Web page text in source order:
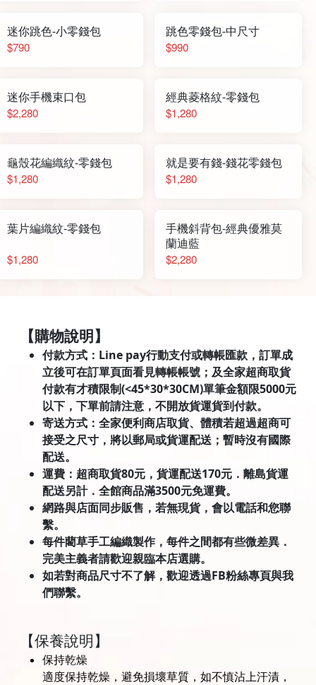
迷你跳色-小零錢包
$790
跳色零錢包-中尺寸
$990
迷你手機束口包
$2,280
經典菱格紋-零錢包
$1,280
龜殼花編織紋-零錢包
$1,280
就是要有錢-錢花零錢包
$1,280
葉片編織紋-零錢包
$1,280
手機斜背包-經典優雅莫
蘭迪藍
$2,280
【購物說明】
付款方式：Line pay行動支付或轉帳匯款，訂單成
立後可在訂單頁面看見轉帳帳號；及全家超商取貨
付款有才積限制(<45*30*30CM)單筆金額限5000元
以下，下單前請注意，不開放貨運貨到付款。
寄送方式：全家便利商店取貨、體積若超過超商可
接受之尺寸，將以郵局或貨運配送；暫時沒有國際
配送。
運費：超商取貨80元，貨運配送170元．離島貨運
配送另計．全館商品滿3500元免運費。
網路與店面同步販售，若無現貨，會以電話和您聯
繫。
每件藺草手工編織製作，每件之間都有些微差異．
完美主義者請歡迎親臨本店選購。
如若對商品尺寸不了解，歡迎透過FB粉絲專頁與我
們聯繫。
【保養說明】
保持乾燥
適度保持乾燥，避免損壞草質，如不慎沾上汗漬，